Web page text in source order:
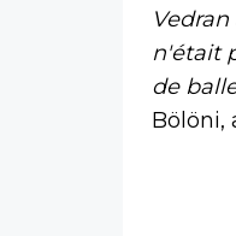
n'était
de
Bölöni,